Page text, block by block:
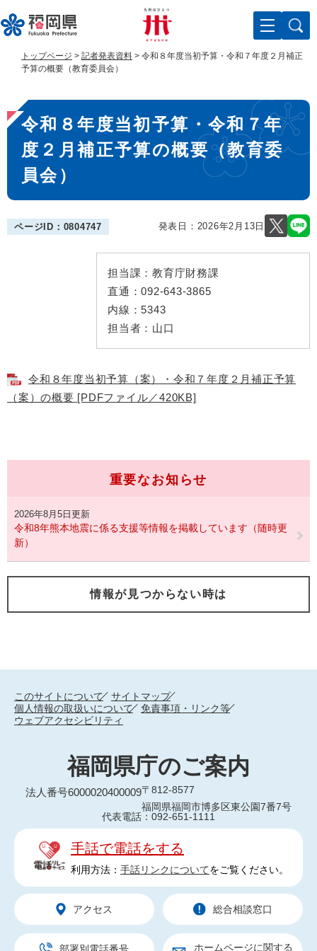
ー
ジ
す
。
ニ
ュ
し
て
トップページ > 記者発表資料 > 令和８年度当初予算・令和７年度２月補正
予算の概要（教育委員会）
本
文
令和８年度当初予算・令和７年
度２月補正予算の概要（教育委
員会）
ページID：0804747 発表日： 2026年2月13日
担当課： 教育庁財務課
直通：092-643-3865
内線：5343
担当者： 山口
令和８年度当初予算（案）・令和７年度２月補正予算
（案）の概要 [PDFファイル／420KB]
重要なお知らせ
2026年8月5日更新
令和8年熊本地震に係る支援等情報を掲載しています（随時更
新）
情報が見つからない時は
このサイトについて
サイトマップ
個人情報の取扱いについて
免責事項・リンク等
ウェブアクセシビリティ
福岡県庁のご案内
法人番号6000020400009〒812-8577
福岡県福岡市博多区東公園7番7号
代表電話：092-651-1111
手話で電話をする
利用方法： 手話リンクについてをご覧ください。
アクセス 総合相談窓口
ホームページに関する